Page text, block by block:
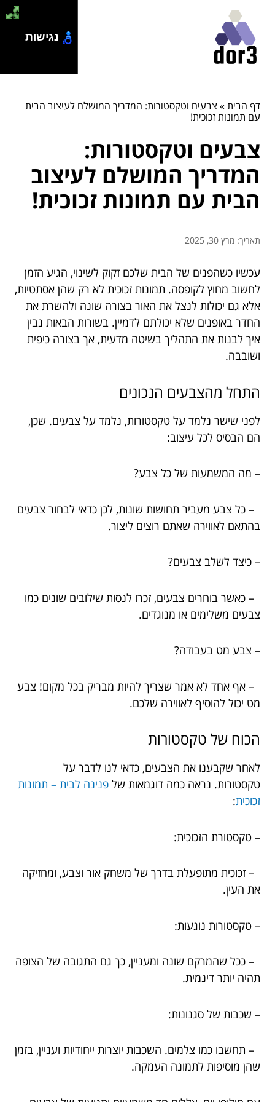
דף הבית» צבעים וטקסטורות: המדריך המושלם לעיצוב הבית
עם תמונות זכוכית!
צבעים וטקסטורות:
המדריך המושלם לעיצוב
הבית עם תמונות זכוכית!
תאריך: מרץ 30, 2025
עכשיו כשהפנים של הבית שלכם זקוק לשינוי, הגיע הזמן
לחשוב מחוץ לקופסה. תמונות זכוכית לא רק שהן אסתטיות,
אלא גם יכולות לנצל את האור בצורה שונה ולהשרת את
החדר באופנים שלא יכולתם לדמיין. בשורות הבאות נבין
איך לבנות את התהליך בשיטה מדעית, אך בצורה כיפית
ושובבה.
התחל מהצבעים הנכונים
לפני שישר נלמד על טקסטורות, נלמד על צבעים. שכן,
הם הבסיס לכל עיצוב:
– מה המשמעות של כל צבע?
– כל צבע מעביר תחושות שונות, לכן כדאי לבחור צבעים
בהתאם לאווירה שאתם רוצים ליצור.
– כיצד לשלב צבעים?
– כאשר בוחרים צבעים, זכרו לנסות שילובים שונים כמו
צבעים משלימים או מנוגדים.
– צבע מט בעבודה?
– אף אחד לא אמר שצריך להיות מבריק בכל מקום! צבע
מט יכול להוסיף לאווירה שלכם.
הכוח של טקסטורות
לאחר שקבענו את הצבעים, כדאי לנו לדבר על
טקסטורות. נראה כמה דוגמאות של פנינה לבית – תמונות
זכוכית:
– טקסטורת הזכוכית:
– זכוכית מתופעלת בדרך של משחק אור וצבע, ומחזיקה
את העין.
– טקסטורות נוגעות:
– ככל שהמרקם שונה ומעניין, כך גם התגובה של הצופה
תהיה יותר דינמית.
– שכבות של סגנונות:
– תחשבו כמו צלמים. השכבות יוצרות ייחודיות ועניין, בזמן
שהן מוסיפות לתמונה העמקה.
נגישות